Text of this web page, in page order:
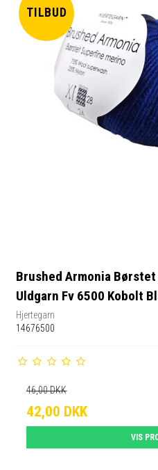
TILBUD
Brushed Armonia
Uldgarn Fv 6500 Kobolt
Hjertegarn
14676500
46,00 DKK
42,00 DKK
VIS